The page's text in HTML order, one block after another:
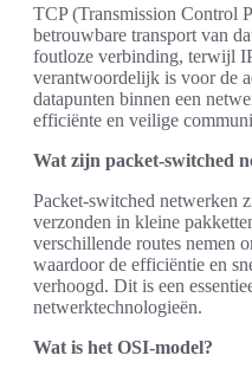
TCP (Transmission Control
betrouwbare transport van
foutloze verbinding, terwijl
verantwoordelijk is voor de
datapunten binnen een
efficiënte en veilige
Wat zijn packet-switched
Packet-switched netwerken
verzonden in kleine
verschillende routes nemen
waardoor de efficiëntie en
verhoogd. Dit is een
netwerktechnologieën.
Wat is het OSI-model?